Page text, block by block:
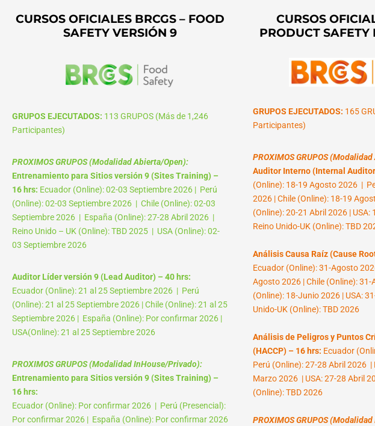
CURSOS OFICIALES BRCGS – FOOD
SAFETY VERSIÓN 9
GRUPOS EJECUTADOS: 113 GRUPOS (Más de 1,246
Participantes)
PROXIMOS GRUPOS (Modalidad Abierta/Open):
Entrenamiento para Sitios versión 9 (Sites Training) –
16 hrs: Ecuador (Online): 02-03 Septiembre 2026 | Perú
(Online): 02-03 Septiembre 2026 | Chile (Online): 02-03
Septiembre 2026 | España (Online): 27-28 Abril 2026 |
Reino Unido – UK (Online): TBD 2025 | USA (Online): 02-
03 Septiembre 2026
Auditor Líder versión 9 (Lead Auditor) – 40 hrs:
Ecuador (Online): 21 al 25 Septiembre 2026 | Perú
(Online): 21 al 25 Septiembre 2026 | Chile (Online): 21 al 25
Septiembre 2026 | España (Online): Por confirmar 2026 |
USA(Online): 21 al 25 Septiembre 2026
PROXIMOS GRUPOS (Modalidad InHouse/Privado):
Entrenamiento para Sitios versión 9 (Sites Training) –
16 hrs:
Ecuador (Online): Por confirmar 2026 | Perú (Presencial):
Por confirmar 2026 | España (Online): Por confirmar 2026
CURSOS
PRODUCT
GRUPOS EJECUTADOS: 165
Participantes)
PROXIMOS GRUPOS
Auditor Interno (Internal
(Online): 18-19 Agosto 2026 |
2026 | Chile (Online): 18-19
(Online): 20-21 Abril 2026 |
Reino Unido-UK (Online): TBD
Análisis Causa Raíz (Cause
Ecuador (Online): 31-Agosto
Agosto 2026 | Chile (Online):
(Online): 18-Junio 2026 | USA:
Unido-UK (Online): TBD 2026
Análisis de Peligros y Puntos
(HACCP) – 16 hrs: Ecuador
Perú (Online): 27-28 Abril 2026 |
Marzo 2026 | USA: 27-28 Abril
(Online): TBD 2026
PROXIMOS GRUPOS